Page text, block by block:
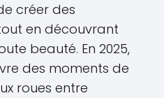
créer des
en découvrant
beauté. En 2025,
des moments de
roues entre